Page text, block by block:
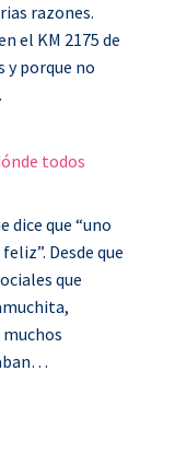
razones.
el KM 2175 de
y porque no
todos
dice que “uno
Desde que
que